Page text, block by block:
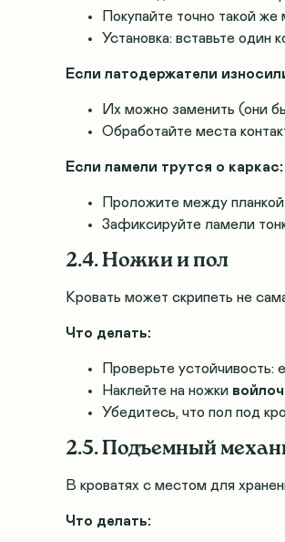
Покупайте точно такой
Установка: вставьте один
Если латодержатели
Их можно заменить (они
Обработайте места
Если ламели трутся о каркас:
Проложите между планкой
Зафиксируйте ламели
2.4. Ножки и пол
Кровать может скрипеть не
Что делать:
Проверьте устойчивость:
Наклейте на ножки
Убедитесь, что пол под
2.5. Подъемный
В кроватях с местом для
Что делать: